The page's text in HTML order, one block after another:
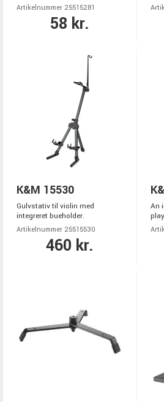
Artikelnummer 25515281
58 kr.
K&M 15530
Gulvstativ til violin med
integreret bueholder.
Artikelnummer 25515530
460 kr.
An